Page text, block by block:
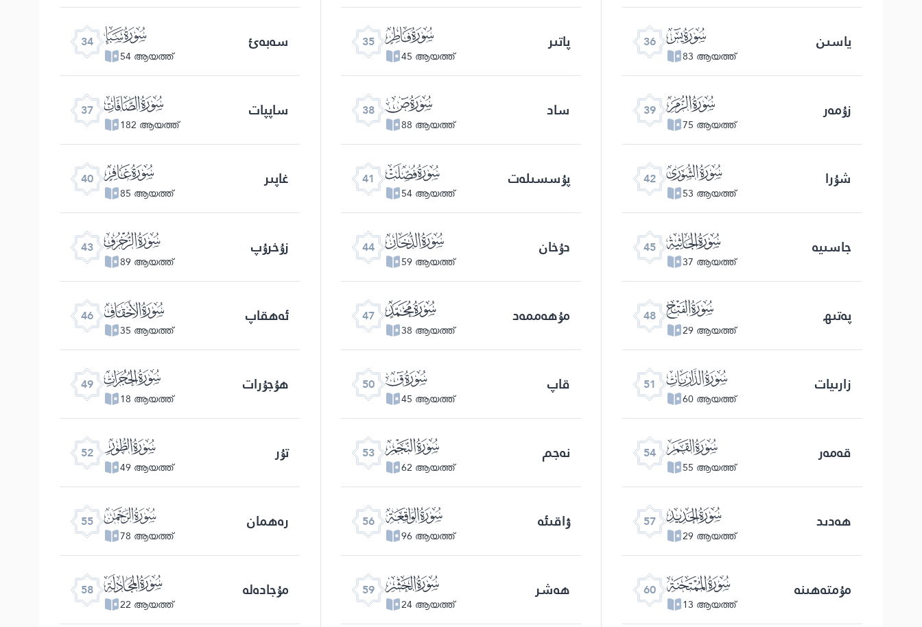
34 ﮮ
54 ആയത്ത്
سەبەئ 35 ﮯ
45 ആയത്ത്
پاتىر 36 ﮰ
83 ആയത്ത്
ياسىن
37 ﮱ
182 ആയത്ത്
ساپپات 38 ﯓ
88 ആയത്ത്
ساد 39 ﯔ
75 ആയത്ത്
زۇمەر
40 ﯕ
85 ആയത്ത്
غاپىر 41 ﯖ
54 ആയത്ത്
پۇسسىلەت 42 ﯗ
53 ആയത്ത്
شۇرا
43 ﯘ
89 ആയത്ത്
زۇخرۇپ 44 ﯙ
59 ആയത്ത്
دۇخان 45 ﯚ
37 ആയത്ത്
جاسىيە
46 ﯛ
35 ആയത്ത്
ئەھقاپ 47 ﯜ
38 ആയത്ത്
مۇھەممەد 48 ﯝ
29 ആയത്ത്
پەتىھ
49 ﯞ
18 ആയത്ത്
ھۇجۇرات 50 ﯟ
45 ആയത്ത്
قاپ 51 ﯠ
60 ആയത്ത്
زارىيات
52 ﯡ
49 ആയത്ത്
تۇر 53 ﯢ
62 ആയത്ത്
نەجم 54 ﯣ
55 ആയത്ത്
قەمەر
55 ﯤ
78 ആയത്ത്
رەھمان 56 ﯥ
96 ആയത്ത്
ۋاقىئە 57 ﯦ
29 ആയത്ത്
ھەدىد
58 ﯧ
22 ആയത്ത്
مۇجادەلە 59 ﯨ
24 ആയത്ത്
ھەشر 60 ﯩ
13 ആയത്ത്
مۇمتەھىنە